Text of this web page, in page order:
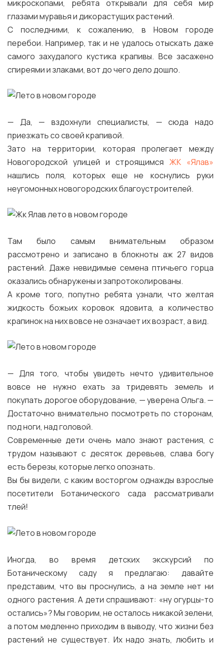
микроскопами, ребята открывали для себя мир
глазами муравья и дикорастущих растений.
С последними, к сожалению, в Новом городе
перебои. Например, так и не удалось отыскать даже
самого захудалого кустика крапивы. Все засажено
спиреями и злаками, вот до чего дело дошло.
— Да, — вздохнули специалисты, — сюда надо
приезжать со своей крапивой.
Зато на территории, которая пролегает между
Новогородской улицей и строящимся ЖК «Ялав»
нашлись поля, которых еще не коснулись руки
неугомонных новогородских благоустроителей.
Там было самым внимательным образом
рассмотрено и записано в блокноты аж 27 видов
растений. Даже невидимые семена птичьего горца
оказались обнаружены и запротоколированы.
А кроме того, попутно ребята узнали, что желтая
жидкость божьих коровок ядовита, а количество
крапинок на них вовсе не означает их возраст, а вид.
— Для того, чтобы увидеть нечто удивительное
вовсе не нужно ехать за тридевять земель и
покупать дорогое оборудование, — уверена Ольга. —
Достаточно внимательно посмотреть по сторонам,
под ноги, над головой.
Современные дети очень мало знают растения, с
трудом называют с десяток деревьев, слава богу
есть березы, которые легко опознать.
Вы бы видели, с каким восторгом однажды взрослые
посетители Ботанического сада рассматривали
тлей!
Иногда, во время детских экскурсий по
Ботаническому саду я предлагаю: давайте
представим, что вы проснулись, а на земле нет ни
одного растения. А дети спрашивают: «ну огурцы-то
остались»? Мы говорим, не осталось никакой зелени,
а потом медленно приходим в выводу, что жизни без
растений не существует. Их надо знать, любить и